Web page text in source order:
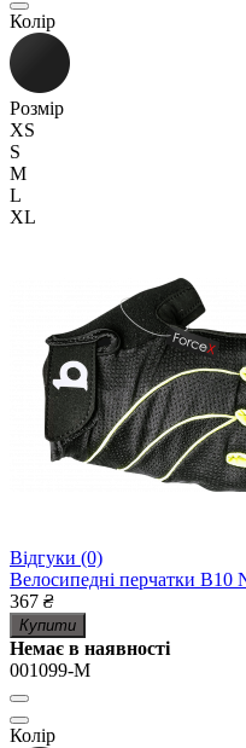
Колір
Розмір
XS
S
M
L
XL
Відгуки (0)
Велосипедні перчатки B10
367 ₴
Купити
Немає в наявності
001099-M
Колір